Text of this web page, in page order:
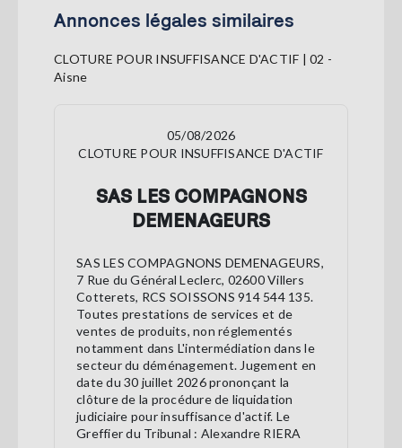
Annonces légales similaires
CLOTURE POUR INSUFFISANCE D'ACTIF | 02 -
Aisne
05/08/2026
CLOTURE POUR INSUFFISANCE D'ACTIF
SAS LES COMPAGNONS
DEMENAGEURS
SAS LES COMPAGNONS DEMENAGEURS,
7 Rue du Général Leclerc, 02600 Villers
Cotterets, RCS SOISSONS 914 544 135.
Toutes prestations de services et de
ventes de produits, non réglementés
notamment dans L'intermédiation dans le
secteur du déménagement. Jugement en
date du 30 juillet 2026 prononçant la
clôture de la procédure de liquidation
judiciaire pour insuffisance d'actif. Le
Greffier du Tribunal : Alexandre RIERA